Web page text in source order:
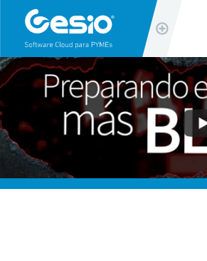
info@gesio.com
(+34) 963 32 90 20